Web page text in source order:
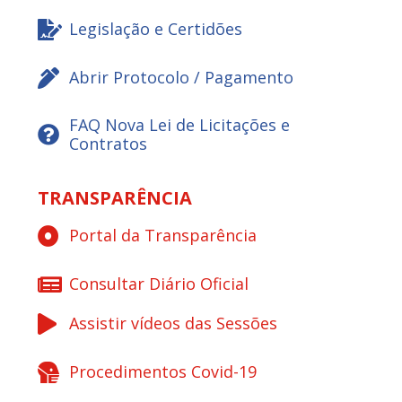
Legislação e Certidões
Abrir Protocolo / Pagamento
FAQ Nova Lei de Licitações e
Contratos
TRANSPARÊNCIA
Portal da Transparência
Consultar Diário Oficial
Assistir vídeos das Sessões
Procedimentos Covid-19